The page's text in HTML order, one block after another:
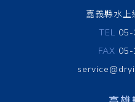
嘉義縣水
TEL
FAX